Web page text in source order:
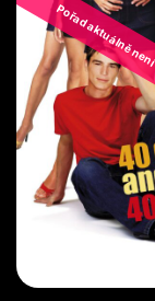
Pořad aktuálně